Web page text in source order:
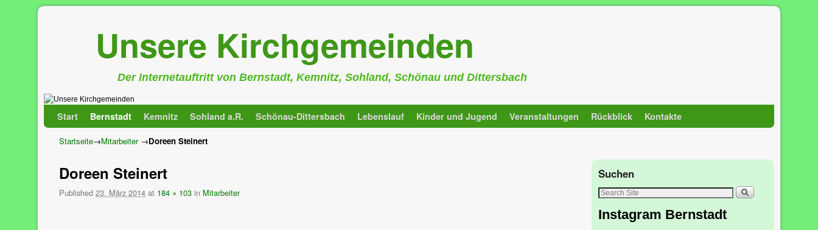
Unsere Kirchgemeinden
Der Internetauftritt von Bernstadt, Kemnitz, Sohland, Schönau und Dittersbach
Start Bernstadt Kemnitz Sohland a.R. Schönau-Dittersbach Lebenslauf Kinder und Jugend Veranstaltungen Rückblick Kontakte
Startseite→Mitarbeiter→Doreen Steinert
Doreen Steinert
Published 23. März 2014 at 184 × 103 in Mitarbeiter
Suchen
Instagram Bernstadt